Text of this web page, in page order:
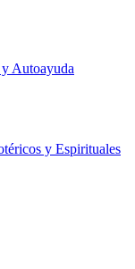
Autoayuda
y Espirituales